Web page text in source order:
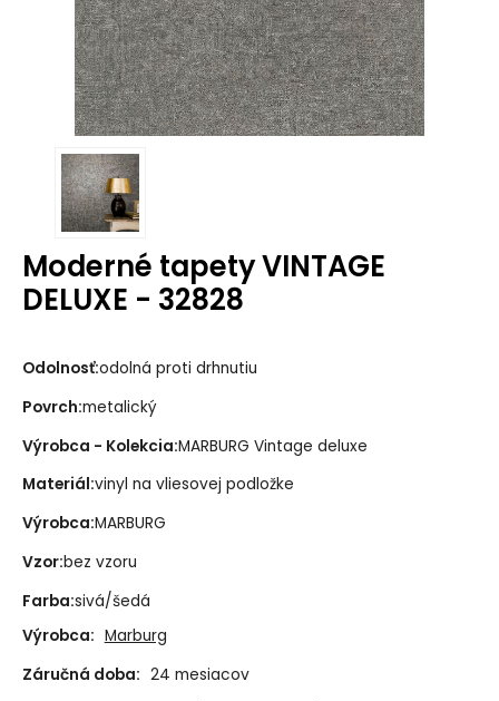
Moderné tapety VINTAGE
DELUXE - 32828
Odolnosť:odolná proti drhnutiu
Povrch:metalický
Výrobca - Kolekcia:MARBURG Vintage deluxe
Materiál:vinyl na vliesovej podložke
Výrobca:MARBURG
Vzor:bez vzoru
Farba:sivá/šedá
Výrobca: Marburg
Záručná doba: 24 mesiacov